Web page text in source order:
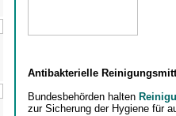
Antibakterielle
Bundesbehörden halten
zur Sicherung der Hygiene für